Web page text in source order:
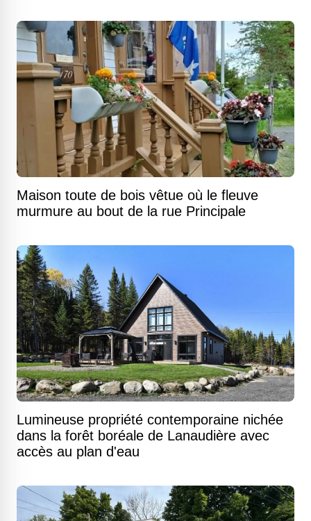
Maison toute de bois vêtue où le fleuve
murmure au bout de la rue Principale
Lumineuse propriété contemporaine nichée
dans la forêt boréale de Lanaudière avec
accès au plan d'eau